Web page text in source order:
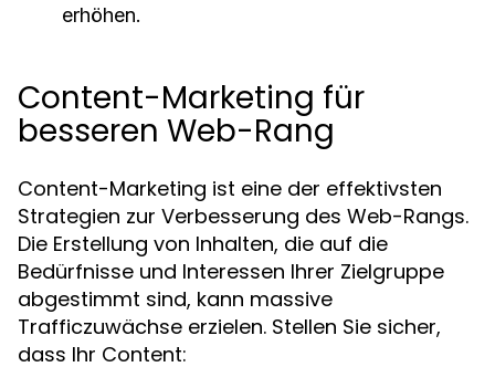
erhöhen.
Content-Marketing für
besseren Web-Rang
Content-Marketing ist eine der effektivsten
Strategien zur Verbesserung des Web-Rangs.
Die Erstellung von Inhalten, die auf die
Bedürfnisse und Interessen Ihrer Zielgruppe
abgestimmt sind, kann massive
Trafficzuwächse erzielen. Stellen Sie sicher,
dass Ihr Content: